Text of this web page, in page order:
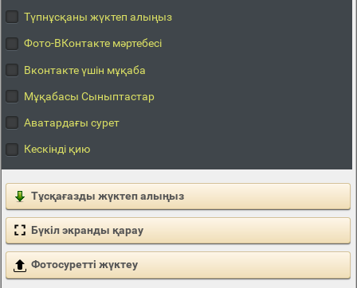
Түпнұсқаны жүктеп алыңыз
Фото-ВКонтакте мәртебесі
Вконтакте үшін мұқаба
Мұқабасы Сыныптастар
Аватардағы сурет
Кескінді қию
Тұсқағазды жүктеп алыңыз
Бүкіл экранды қарау
Фотосуретті жүктеу